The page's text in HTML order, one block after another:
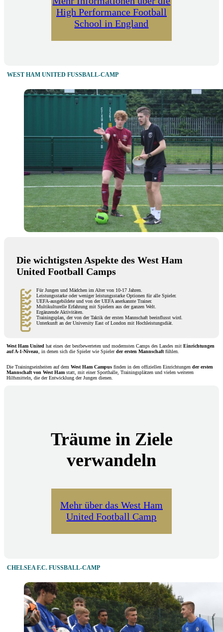
High Performance Football
School in England
WEST HAM UNITED FUSSBALL-CAMP
Die wichtigsten Aspekte des West Ham
United Football Camps
Für Jungen und Mädchen im Alter von 10-17 Jahren.
Leistungsstarke oder weniger leistungsstarke Optionen für alle Spieler.
UEFA-ausgebildete und von der UEFA anerkannte Trainer.
Multikulturelle Erfahrung mit Spielern aus der ganzen Welt.
Ergänzende Aktivitäten.
Trainingsplan, der von der Taktik der ersten Mannschaft beeinflusst wird.
Unterkunft an der University East of London mit Hochleistungsdiät.
West Ham United hat eines der bestbewerteten und modernsten Camps des Landes mit Einrichtungen
auf A-1-Niveau , in denen sich die Spieler wie Spielerder ersten Mannschaft fühlen.
Die Trainingseinheiten auf dem West Ham Campus finden in den offiziellen Einrichtungen der ersten
Mannschaft von West Ham statt, mit einer Sporthalle, Trainingsplätzen und vielen weiteren
Hilfsmitteln, die der Entwicklung der Jungen dienen.
Träume in Ziele
verwandeln
Mehr über das West Ham
United Football Camp
CHELSEA F.C. FUSSBALL-CAMP